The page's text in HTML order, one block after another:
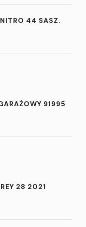
44 SASZ.
91995
28 2021